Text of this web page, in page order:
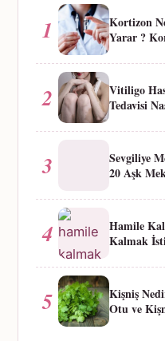
1
Kortizon
Yarar ?
2
Vitiligo
Tedavisi
3
Sevgiliye
20 Aşk
4
Hamile
Kalmak
5
Kişniş
Otu ve